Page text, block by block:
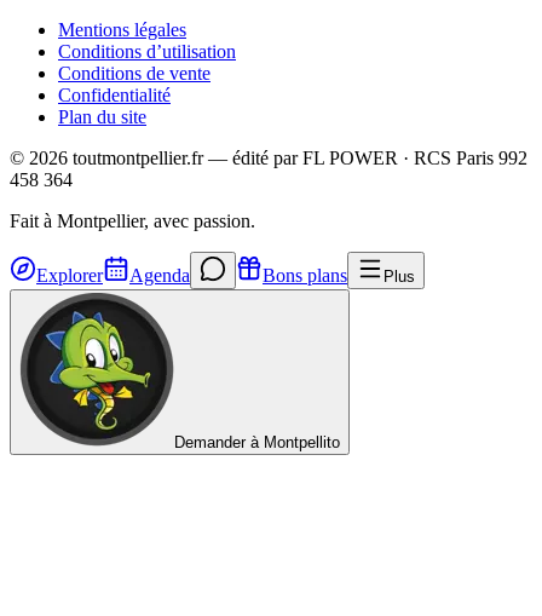
Mentions légales
Conditions d’utilisation
Conditions de vente
Confidentialité
Plan du site
© 2026 toutmontpellier.fr — édité parFL POWER · RCS Paris 992
458 364
Fait à Montpellier, avec passion.
Explorer Agenda Bons plans Plus
Demander à Montpellito